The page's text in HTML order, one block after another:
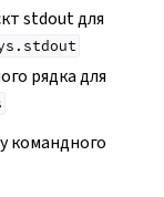
stdout для
рядка для
командного